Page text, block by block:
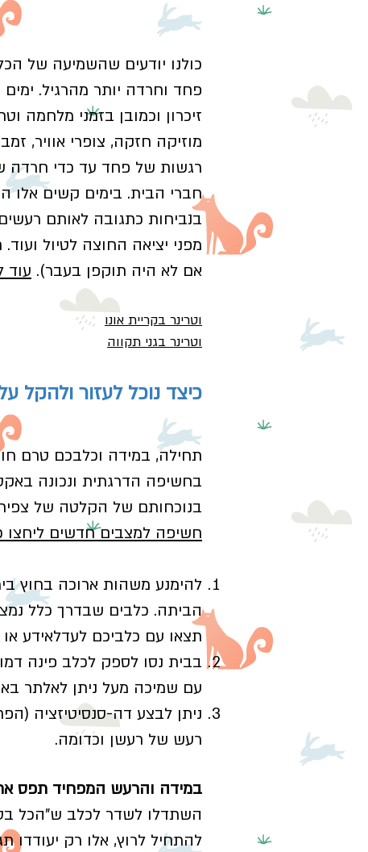
כולנו יודעים שהשמיעה של
פחד וחרדה יותר מהרגיל.
זיכרון וכמובן בזמני מלחמה
מוזיקה חזקה, צופרי אוויר,
רגשות של פחד עד כדי חרדה
חברי הבית. בימים קשים אלו
בנביחות כתגובה לאותם
מפני יציאה החוצה לטיול
אם לא היה תוקפן בעבר). עוד
וטרינר בקריית אונו
וטרינר בגני תקווה
כיצד נוכל לעזור ולהקל
תחילה, במידה וכלבכם טרם
בחשיפה הדרגתית ונכונה
בנוכחותם של הקלטה של
חשיפה למצבים חדשים ליחצו
להימנע משהות ארוכה בחוץ
הביתה. כלבים שבדרך כלל
תצאו עם כלביכם לעדלאידע
בבית נסו לספק לכלב פינה
עם שמיכה מעל ניתן לאלתר
ניתן לבצע דה-סנסיטיזציה
רעש של רעשן וכדומה.
במידה והרעש המפחיד תפס
השתדלו לשדר לכלב ש"הכל
להתחיל לרוץ, אלו רק יעודדו